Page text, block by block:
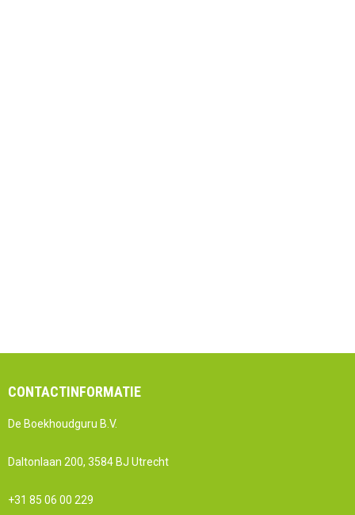
CONTACTINFORMATIE
De Boekhoudguru B.V.
Daltonlaan 200, 3584 BJ Utrecht
+31 85 06 00 229